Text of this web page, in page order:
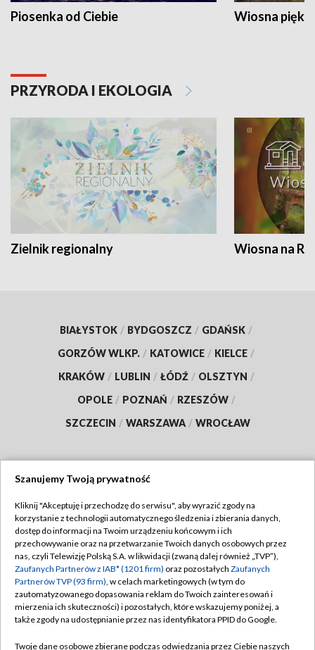
Piosenka od Ciebie Wiosna
PRZYRODA I EKOLOGIA
Zielnik regionalny Wiosna na
BIAŁYSTOK / BYDGOSZCZ / GDAŃSK /
GORZÓW WLKP. / KATOWICE / KIELCE /
KRAKÓW / LUBLIN / ŁÓDŹ / OLSZTYN /
OPOLE / POZNAŃ / RZESZÓW /
SZCZECIN / WARSZAWA / WROCŁAW
TVP
Abonament TVP
Emisja w TVP
Centrum informacji TVP
Naziemna Telewizja Cyfrowa
Regulamin TVP
Polityka prywatności
Moje zgody
Pomoc
Szanujemy Twoją prywatność
Kliknij "Akceptuję i przechodzę do serwisu", aby wyrazić zgody na
korzystanie z technologii automatycznego śledzenia i zbierania danych,
dostęp do informacji na Twoim urządzeniu końcowym i ich
przechowywanie oraz na przetwarzanie Twoich danych osobowych przez
nas, czyli Telewizję Polską S.A. w likwidacji (zwaną dalej również „TVP”),
Zaufanych Partnerów z IAB* (1201 firm) oraz pozostałych Zaufanych
Partnerów TVP (93 firm), w celach marketingowych (w tym do
zautomatyzowanego dopasowania reklam do Twoich zainteresowań i
mierzenia ich skuteczności) i pozostałych, które wskazujemy poniżej, a
także zgody na udostępnianie przez nas identyfikatora PPID do Google.
Twoje dane osobowe zbierane podczas odwiedzania przez Ciebie naszych